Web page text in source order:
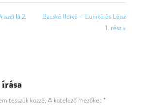
2.
Bacskó Ildikó – Euniké és Lóisz
1. rész »
tesszük közzé. A kötelező mezőket *